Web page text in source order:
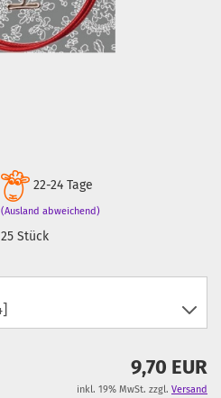
22-24 Tage
(Ausland abweichend)
25Stück
9,70 EUR
inkl. 19% MwSt. zzgl. Versand